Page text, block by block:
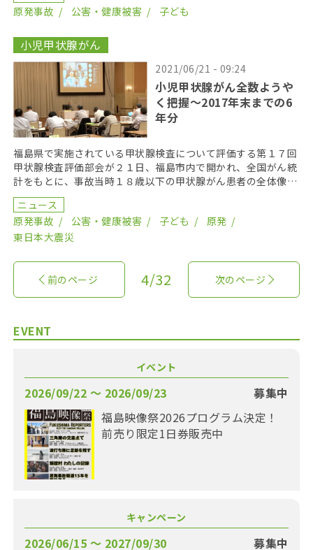
原発事故
公害・健康被害 子ども
小児甲状腺がん
2021/06/21 - 09:24
小児甲状腺がん全数ようや
く把握〜2017年末までの6
年分
福島県で実施されている甲状腺検査について評価する第１７回
甲状腺検査評価部会が２１日、福島市内で開かれ、全国がん統
計をもとに、事故当時１８歳以下の甲状腺がん患者の全体像が
初めて公表された。２０１７年１２月末までに甲状腺がん […]
ニュース
原発事故
公害・健康被害 子ども
原発
東日本大震災
前のページ 4/32 次のページ
EVENT
イベント
2026/09/22 〜 2026/09/23
募集中
福島映像祭2026プログラム決定！
前売り限定1日券販売中
キャンペーン
2026/06/15 〜 2027/09/30 募集中